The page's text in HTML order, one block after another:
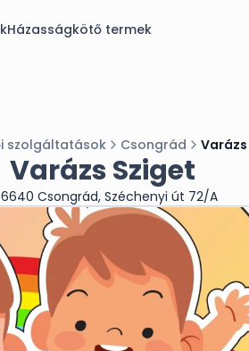
Házasságkötő termek
szolgáltatások Csongrád
Varázs Sziget
6640 Csongrád, Széchenyi út 72/A